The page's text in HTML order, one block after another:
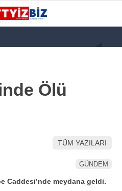
Ölü
TÜM YAZILARI
GÜNDEM